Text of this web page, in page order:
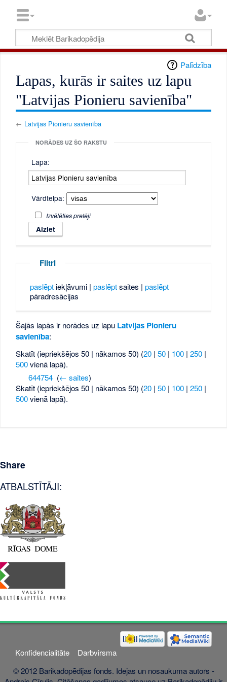
Palīdzība
Lapas, kurās ir saites uz lapu
"Latvijas Pionieru savienība"
← Latvijas Pionieru savienība
NORĀDES UZ ŠO RAKSTU
Lapa:
Vārdtelpa:
Izvēlēties pretēji
Filtri
paslēptiekļāvumi | paslēptsaites | paslēpt
pāradresācijas
Šajās lapās ir norādes uz lapu Latvijas Pionieru
savienība:
Skatīt (iepriekšējos 50 | nākamos 50) (20 |50 | 100 |250 |
500vienā lapā).
644754‎ (← saites)
Skatīt (iepriekšējos 50 | nākamos 50) (20 |50 | 100 |250 |
500vienā lapā).
Share
ATBALSTĪTĀJI:
Konfidencialitāte
Darbvirsma
© 2012 Barikadopēdijas fonds. Idejas un nosaukuma autors -